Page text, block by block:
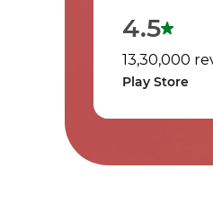
4.5
13,30,000
Play Store